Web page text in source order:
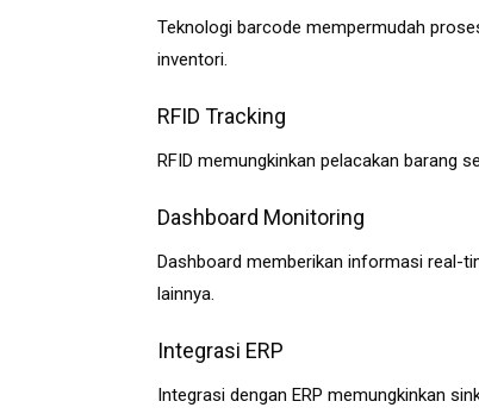
Teknologi barcode mempermudah
inventori.
RFID Tracking
RFID memungkinkan pelacakan barang
Dashboard Monitoring
Dashboard memberikan informasi real-
lainnya.
Integrasi ERP
Integrasi dengan ERP memungkinkan